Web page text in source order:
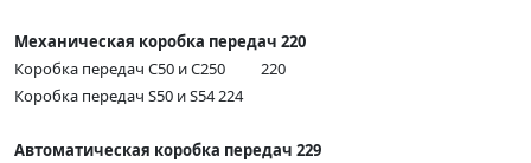
Механическая коробка передач 220
Коробка передач С50 и С250 220
Коробка передач S50 и S54 224
Автоматическая коробка передач 229